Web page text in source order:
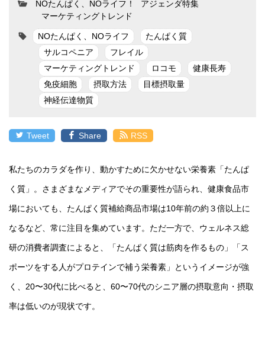
NOたんぱく、NOライフ！
アジェンダ特集
マーケティングトレンド
NOたんぱく、NOライフ
たんぱく質
サルコペニア
フレイル
マーケティングトレンド
ロコモ
健康長寿
免疫細胞
摂取方法
目標摂取量
神経伝達物質
Tweet Share RSS
私たちのカラダを作り、動かすために欠かせない栄養素「たんぱ
く質」。さまざまなメディアでその重要性が語られ、健康食品市
場においても、たんぱく質補給商品市場は10年前の約３倍以上に
なるなど、常に注目を集めています。ただ一方で、ウェルネス総
研の消費者調査によると、「たんぱく質は筋肉を作るもの」「ス
ポーツをする人がプロテインで補う栄養素」というイメージが強
く、20〜30代に比べると、60〜70代のシニア層の摂取意向・摂取
率は低いのが現状です。